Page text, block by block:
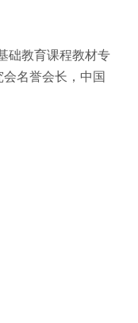
础教育课程教材专
名誉会长，中国